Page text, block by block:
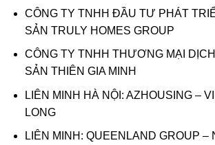
CÔNG TY TNHH ĐẦU TƯ PHÁT
SẢN TRULY HOMES GROUP
CÔNG TY TNHH THƯƠNG MẠI
SẢN THIÊN GIA MINH
LIÊN MINH HÀ NỘI: AZHOUSING –
LONG
LIÊN MINH: QUEENLAND GROUP –